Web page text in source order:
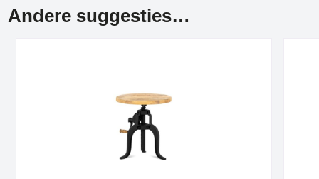
Andere suggesties…